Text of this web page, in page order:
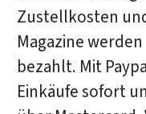
Zustellkosten
Magazine
bezahlt. Mit
Einkäufe sofort